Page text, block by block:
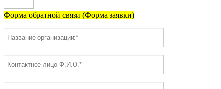
Форма обратной связи (Форма заявки)